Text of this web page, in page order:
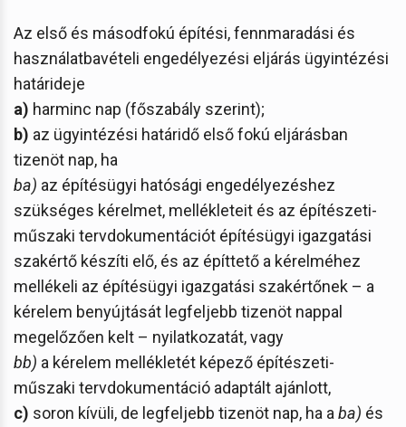
Az első és másodfokú építési, fennmaradási és
használatbavételi engedélyezési eljárás ügyintézési
határideje
a) harminc nap (főszabály szerint);
b) az ügyintézési határidő első fokú eljárásban
tizenöt nap, ha
ba) az építésügyi hatósági engedélyezéshez
szükséges kérelmet, mellékleteit és az építészeti-
műszaki tervdokumentációt építésügyi igazgatási
szakértő készíti elő, és az építtető a kérelméhez
mellékeli az építésügyi igazgatási szakértőnek – a
kérelem benyújtását legfeljebb tizenöt nappal
megelőzően kelt – nyilatkozatát, vagy
bb) a kérelem mellékletét képező építészeti-
műszaki tervdokumentáció adaptált ajánlott,
c) soron kívüli, de legfeljebb tizenöt nap, ha a ba) és